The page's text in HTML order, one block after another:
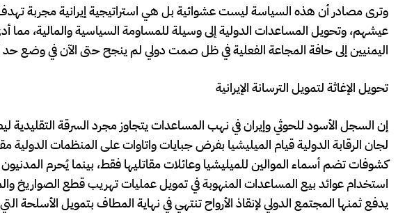
وترى مصادر أن هذه السياسة ليست عشوائية بل هي استراتيجية إيرانية مجربة
عيشهم، وتحويل المساعدات الدولية إلى وسيلة للمساومة السياسية والمالية، مما
اليمنيين إلى حافة المجاعة الفعلية في ظل صمت دولي لم ينجح حتى الآن في وضع
تحويل الإغاثة لتمويل الترسانة الإيرانية
إن السجل الأسود للحوثي وإيران في نهب المساعدات يتجاوز مجرد السرقة
لجان الرقابة الدولية قيام الميليشيا بفرض جبايات واتاوات على المنظمات الدولية
كشوفات تضم أسماء الموالين للميليشيا وعائلات مقاتليها فقط، بينما يُحرم
استخدام عوائد بيع المساعدات المنهوبة في تمويل عمليات تهريب قطع الصواريخ
يدفع ثمنها المجتمع الدولي لإنقاذ الأرواح تنتهي في نهاية المطاف بتمويل الأسلحة